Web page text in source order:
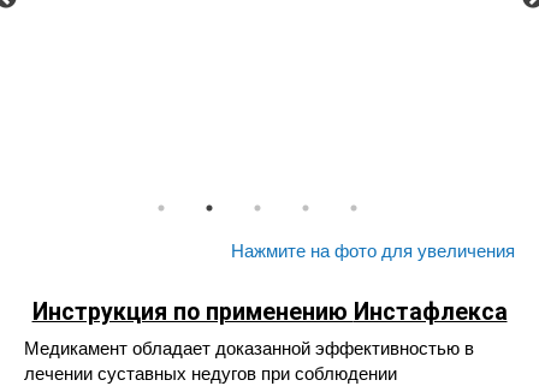
Нажмите на фото для увеличения
Инструкция по применению Инстафлекса
Медикамент обладает доказанной эффективностью в
лечении суставных недугов при соблюдении